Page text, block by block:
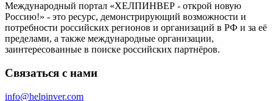
Международный портал «ХЕЛПИНВЕР - открой новую
Россию!» - это ресурс, демонстрирующий возможности и
потребности российских регионов и организаций в РФ и за её
пределами, а также международные организации,
заинтересованные в поиске российских партнёров.
Связаться с нами
info@helpinver.com